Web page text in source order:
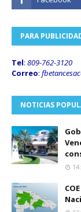
PARA
Tel: 809-762-3120
Correo:
NOTICIAS